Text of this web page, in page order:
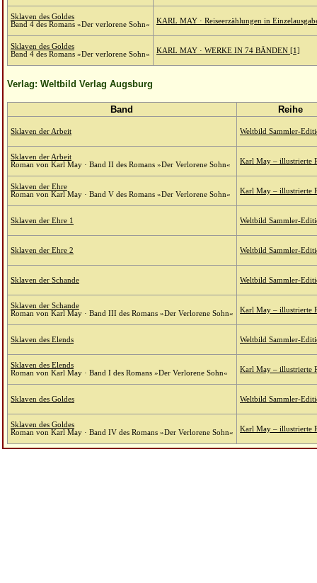
Sklaven des Goldes
Band 4 des Romans »Der verlorene Sohn«
KARL MAY · Reiseerzählungen in
Sklaven des Goldes
Band 4 des Romans »Der verlorene Sohn«
KARL MAY · WERKE IN 74 BÄNDEN [1]
Verlag: Weltbild Verlag Augsburg
Band Reihe
Sklaven der Arbeit Weltbild Sammler-
Sklaven der Arbeit
Roman von Karl May · Band II des Romans »Der Verlorene Sohn«
Karl May – illustrierte
Sklaven der Ehre
Roman von Karl May · Band V des Romans »Der Verlorene Sohn«
Karl May – illustrierte
Sklaven der Ehre 1 Weltbild Sammler-
Sklaven der Ehre 2 Weltbild Sammler-
Sklaven der Schande Weltbild Sammler-
Sklaven der Schande
Roman von Karl May · Band III des Romans »Der Verlorene Sohn«
Karl May – illustrierte
Sklaven des Elends Weltbild Sammler-
Sklaven des Elends
Roman von Karl May · Band I des Romans »Der Verlorene Sohn«
Karl May – illustrierte
Sklaven des Goldes Weltbild Sammler-
Sklaven des Goldes
Roman von Karl May · Band IV des Romans »Der Verlorene Sohn«
Karl May – illustrierte